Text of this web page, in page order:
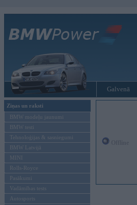
Galvenā
Ziņas un raksti
BMW modeļu jaunumi
BMW testi
Tehnoloģijas & sasniegumi
BMW Latvijā
MINI
Rolls-Royce
Pasākumi
Vadāmības tests
Autosports